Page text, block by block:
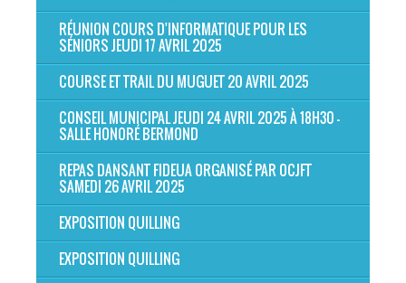
RÉUNION COURS D'INFORMATIQUE POUR LES
SÉNIORS JEUDI 17 AVRIL 2025
COURSE ET TRAIL DU MUGUET 20 AVRIL 2025
CONSEIL MUNICIPAL JEUDI 24 AVRIL 2025 À 18H30 -
SALLE HONORÉ BERMOND
REPAS DANSANT FIDEUA ORGANISÉ PAR OCJFT
SAMEDI 26 AVRIL 2025
EXPOSITION QUILLING
EXPOSITION QUILLING